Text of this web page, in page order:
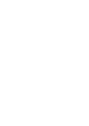
服务为本。
客户提供一流服